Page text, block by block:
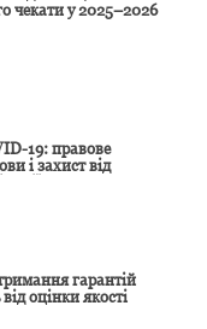
чекати у 2025–2026
19: правове
і захист від
гарантій
оцінки якості